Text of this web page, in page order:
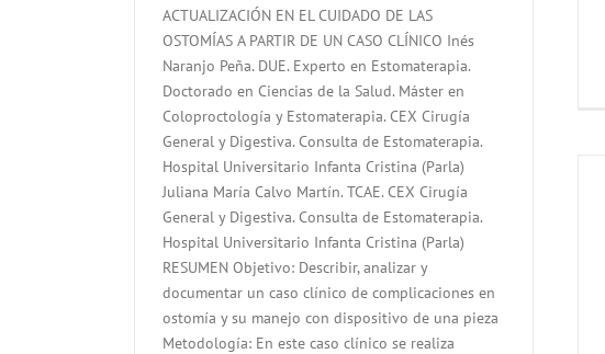
ACTUALIZACIÓN EN EL CUIDADO DE LAS
OSTOMÍAS A PARTIR DE UN CASO CLÍNICO Inés
Naranjo Peña. DUE. Experto en Estomaterapia.
Doctorado en Ciencias de la Salud. Máster en
Coloproctología y Estomaterapia. CEX Cirugía
General y Digestiva. Consulta de Estomaterapia.
Hospital Universitario Infanta Cristina (Parla)
Juliana María Calvo Martín. TCAE. CEX Cirugía
General y Digestiva. Consulta de Estomaterapia.
Hospital Universitario Infanta Cristina (Parla)
RESUMEN Objetivo: Describir, analizar y
documentar un caso clínico de complicaciones en
ostomía y su manejo con dispositivo de una pieza
Metodología: En este caso clínico se realiza